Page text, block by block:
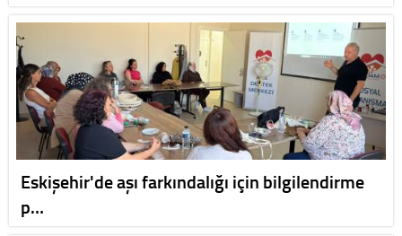
Eskişehir'de aşı farkındalığı için bilgilendirme
p…